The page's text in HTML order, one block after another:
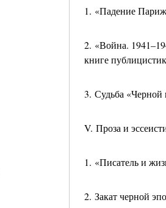
1. «Падение
2. «Война.
книге
3. Судьба «Черной
V. Проза и
1. «Писатель и
2. Закат черной